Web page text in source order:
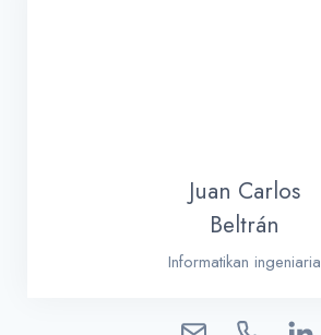
Juan Carlos
Beltrán
Informatikan ingeniaria